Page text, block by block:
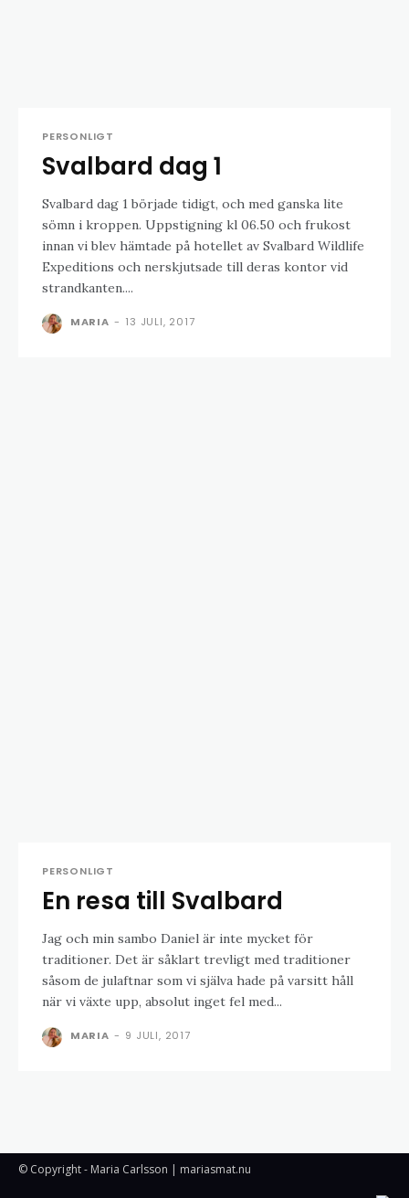
PERSONLIGT
Svalbard dag 1
Svalbard dag 1 började tidigt, och med ganska lite
sömn i kroppen. Uppstigning kl 06.50 och frukost
innan vi blev hämtade på hotellet av Svalbard Wildlife
Expeditions och nerskjutsade till deras kontor vid
strandkanten....
MARIA - 13 JULI, 2017
PERSONLIGT
En resa till Svalbard
Jag och min sambo Daniel är inte mycket för
traditioner. Det är såklart trevligt med traditioner
såsom de julaftnar som vi själva hade på varsitt håll
när vi växte upp, absolut inget fel med...
MARIA - 9 JULI, 2017
© Copyright - Maria Carlsson | mariasmat.nu